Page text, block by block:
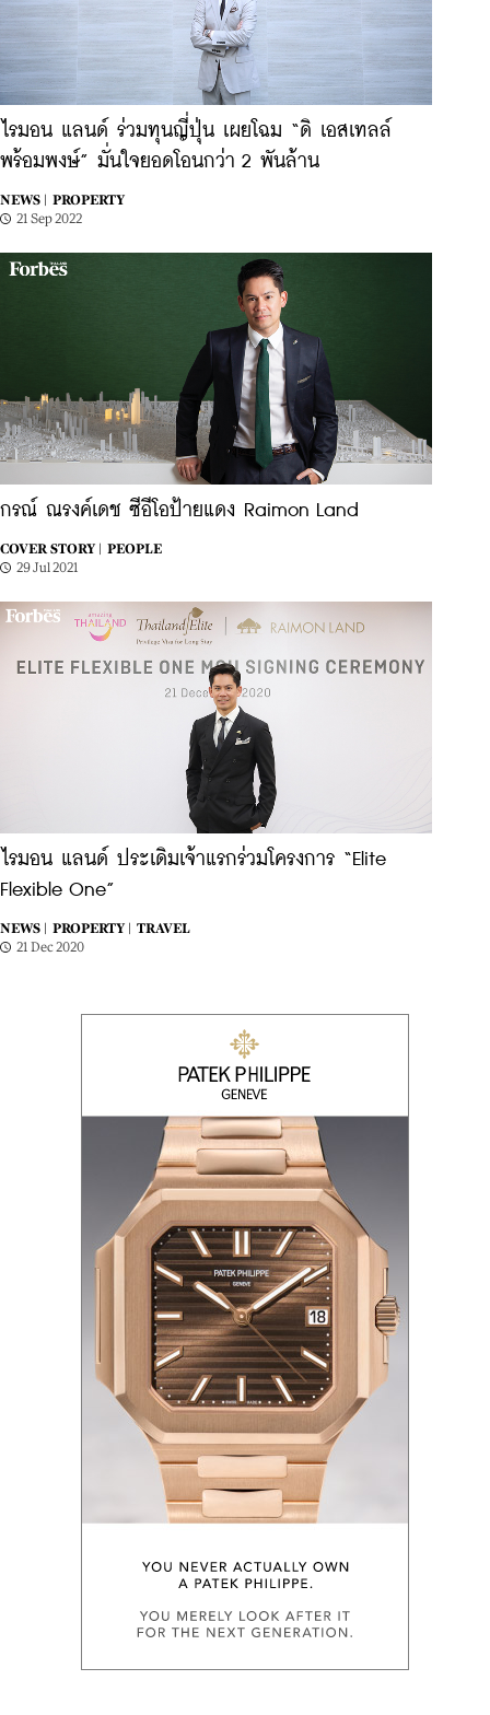
ไรมอน แลนด์ ร่วมทุนญี่ปุ่น เผยโฉม “ดิ เอสเทลล์
พร้อมพงษ์” มั่นใจยอดโอนกว่า 2 พันล้าน
NEWS |
PROPERTY
21 Sep 2022
กรณ์ ณรงค์เดช ซีอีโอป้ายแดง Raimon Land
COVER STORY |
PEOPLE
29 Jul 2021
ไรมอน แลนด์ ประเดิมเจ้าแรกร่วมโครงการ “Elite
Flexible One”
NEWS | PROPERTY |
TRAVEL
21 Dec 2020